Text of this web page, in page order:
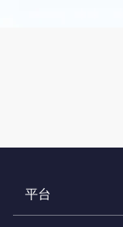
平台